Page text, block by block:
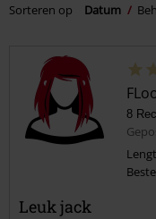
Sorteren op
Datum
8
Leuk jack